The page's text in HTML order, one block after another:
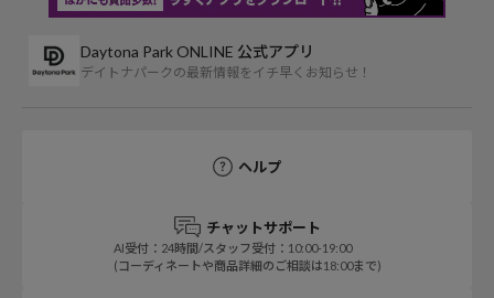
Daytona Park ONLINE 公式アプリ
デイトナパークの最新情報をイチ早くお知らせ！
ヘルプ
チャットサポート
AI受付：24時間/スタッフ受付：10:00-19:00
(コーディネートや商品詳細のご相談は18:00まで)